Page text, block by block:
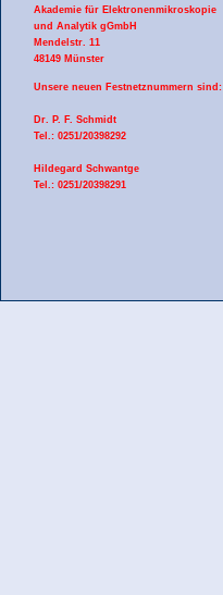
Akademie für Elektronenmikroskopie
und Analytik gGmbH
Mendelstr. 11
48149 Münster
Unsere neuen Festnetznummern sind:
Dr. P. F. Schmidt
Tel.: 0251/20398292
Hildegard Schwantge
Tel.: 0251/20398291